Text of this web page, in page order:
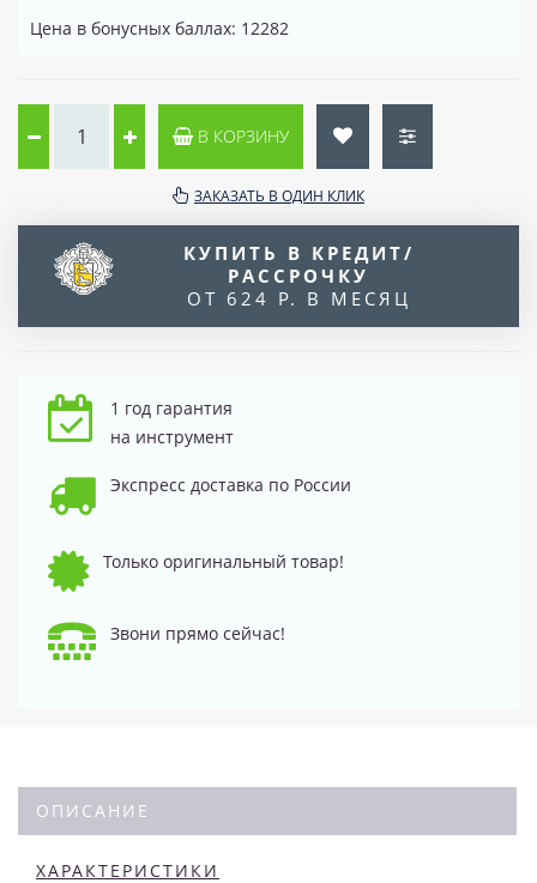
Цена в бонусных баллах: 12282
В КОРЗИНУ
ЗАКАЗАТЬ В ОДИН КЛИК
КУПИТЬ В КРЕДИТ/
РАССРОЧКУ
ОТ 624 Р. В МЕСЯЦ
1 год гарантия
на инструмент
Экспресс доставка по России
Только оригинальный товар!
Звони прямо сейчас!
ОПИСАНИЕ
ХАРАКТЕРИСТИКИ